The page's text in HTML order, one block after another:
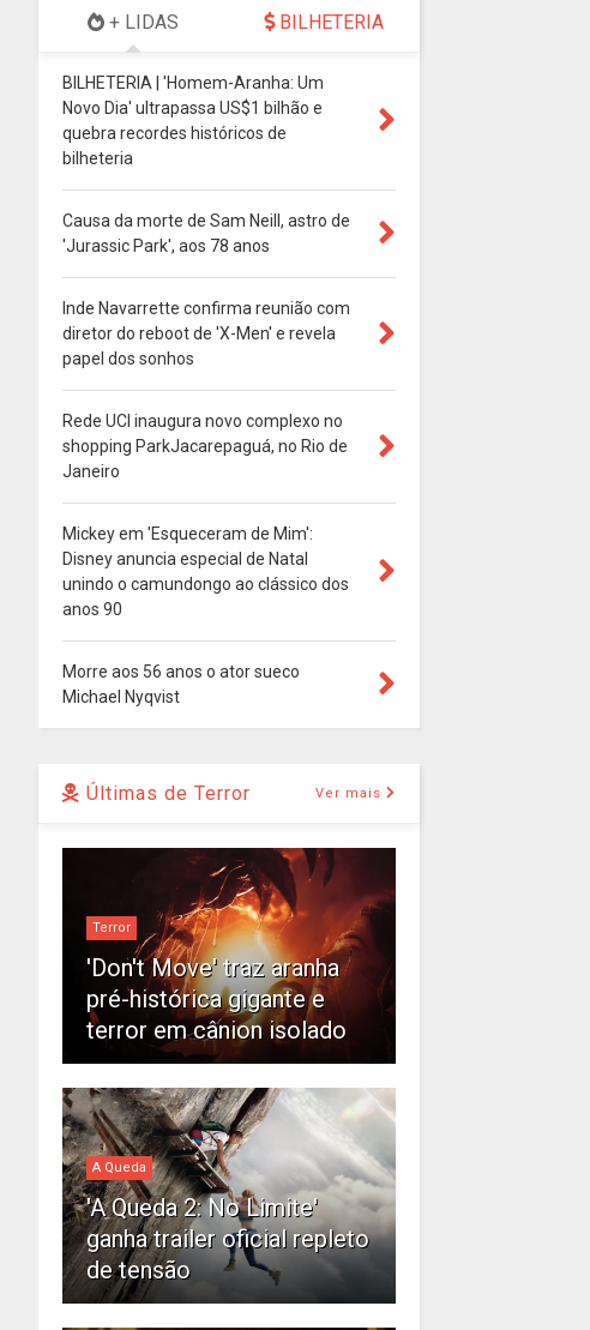
+ LIDAS BILHETERIA
BILHETERIA | 'Homem-Aranha: Um
Novo Dia' ultrapassa US$1 bilhão e
quebra recordes históricos de
bilheteria
Causa da morte de Sam Neill, astro de
'Jurassic Park', aos 78 anos
Inde Navarrette confirma reunião com
diretor do reboot de 'X-Men' e revela
papel dos sonhos
Rede UCI inaugura novo complexo no
shopping ParkJacarepaguá, no Rio de
Janeiro
Mickey em 'Esqueceram de Mim':
Disney anuncia especial de Natal
unindo o camundongo ao clássico dos
anos 90
Morre aos 56 anos o ator sueco
Michael Nyqvist
Últimas de Terror Ver mais
Terror
'Don't Move' traz aranha
pré-histórica gigante e
terror em cânion isolado
A Queda
'A Queda 2: No Limite'
ganha trailer oficial repleto
de tensão